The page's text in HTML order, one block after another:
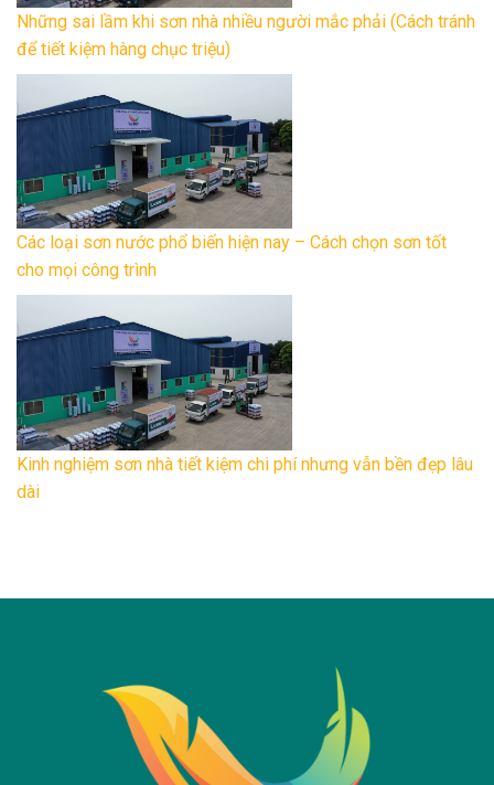
Những sai lầm khi sơn nhà nhiều người mắc phải (Cách tránh
để tiết kiệm hàng chục triệu)
Các loại sơn nước phổ biến hiện nay – Cách chọn sơn tốt
cho mọi công trình
Kinh nghiệm sơn nhà tiết kiệm chi phí nhưng vẫn bền đẹp lâu
dài